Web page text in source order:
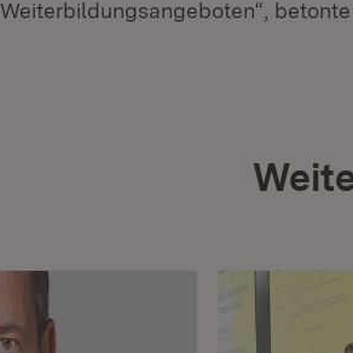
Weiterbildungsangeboten“,